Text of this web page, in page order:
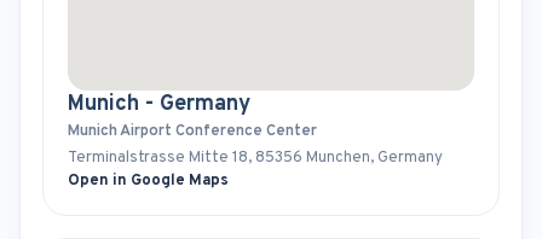
Munich - Germany
Munich Airport Conference Center
Terminalstrasse Mitte 18, 85356 Munchen, Germany
Open in Google Maps